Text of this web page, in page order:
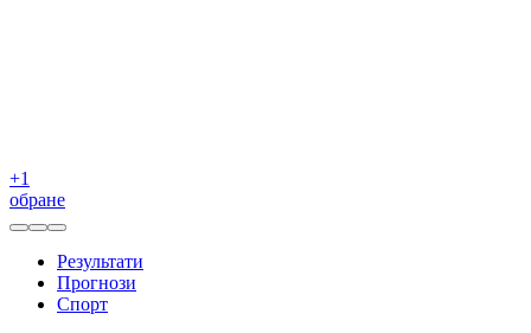
+1
обране
Результати
Прогнози
Спорт